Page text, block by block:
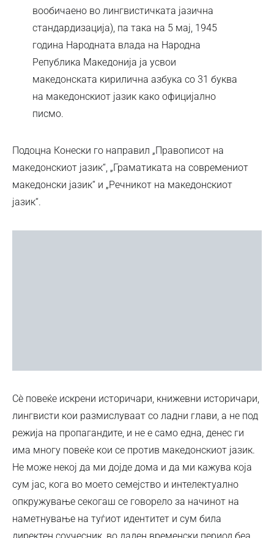
вообичаено во лингвистичката јазична
стандардизација), па така на 5 мај, 1945
година Народната влада на Народна
Република Македонија ја усвои
македонската кирилична азбука со 31 буква
на македонскиот јазик како официјално
писмо.
Подоцна Конески го направил „Правописот на
македонскиот јазик“, „Граматиката на современиот
македонски јазик“ и „Речникот на македонскиот
јазик“.
Сѐ повеќе искрени историчари, книжевни историчари,
лингвисти кои размислуваат со ладни глави, а не под
режија на пропагандите, и не е само една, денес ги
има многу повеќе кои се против македонскиот јазик.
Не може некој да ми дојде дома и да ми кажува која
сум јас, кога во моето семејство и интелектуално
опкружување секогаш се говорело за начинот на
наметнување на туѓиот идентитет и сум била